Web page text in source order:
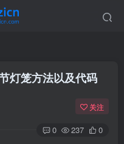
灯笼方法以及代码
关注
0 237 0